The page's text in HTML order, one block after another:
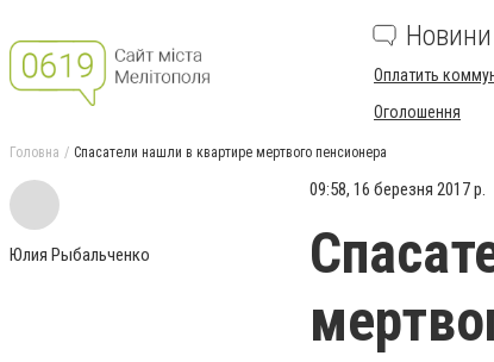
Новини
Оплатить
Оголошення
Головна Спасатели нашли в квартире мертвого пенсионера
Юлия Рыбальченко
09:58, 16 березня 2017 р.